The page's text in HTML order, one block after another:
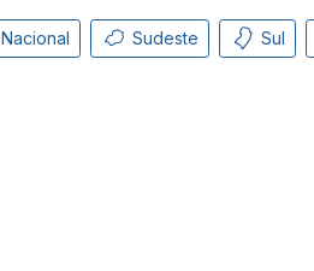
Nacional Sudeste Sul